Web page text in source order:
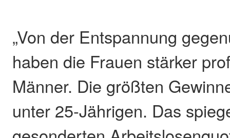
„Von der Entspannung
haben die Frauen stärker
Männer. Die größten
unter 25-Jährigen. Das